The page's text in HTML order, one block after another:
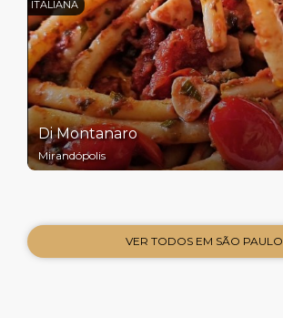
ITALIANA
Di Montanaro
Mirandópolis
VER TODOS EM SÃO PAULO